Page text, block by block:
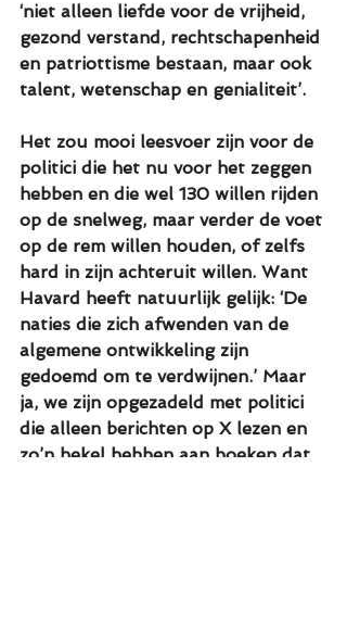
‘niet alleen liefde voor de vrijheid,
gezond verstand, rechtschapenheid
en patriottisme bestaan, maar ook
talent, wetenschap en genialiteit’.
Het zou mooi leesvoer zijn voor de
politici die het nu voor het zeggen
hebben en die wel 130 willen rijden
op de snelweg, maar verder de voet
op de rem willen houden, of zelfs
hard in zijn achteruit willen. Want
Havard heeft natuurlijk gelijk: ‘De
naties die zich afwenden van de
algemene ontwikkeling zijn
gedoemd om te verdwijnen.’ Maar
ja, we zijn opgezadeld met politici
die alleen berichten op X lezen en
zo’n hekel hebben aan boeken dat